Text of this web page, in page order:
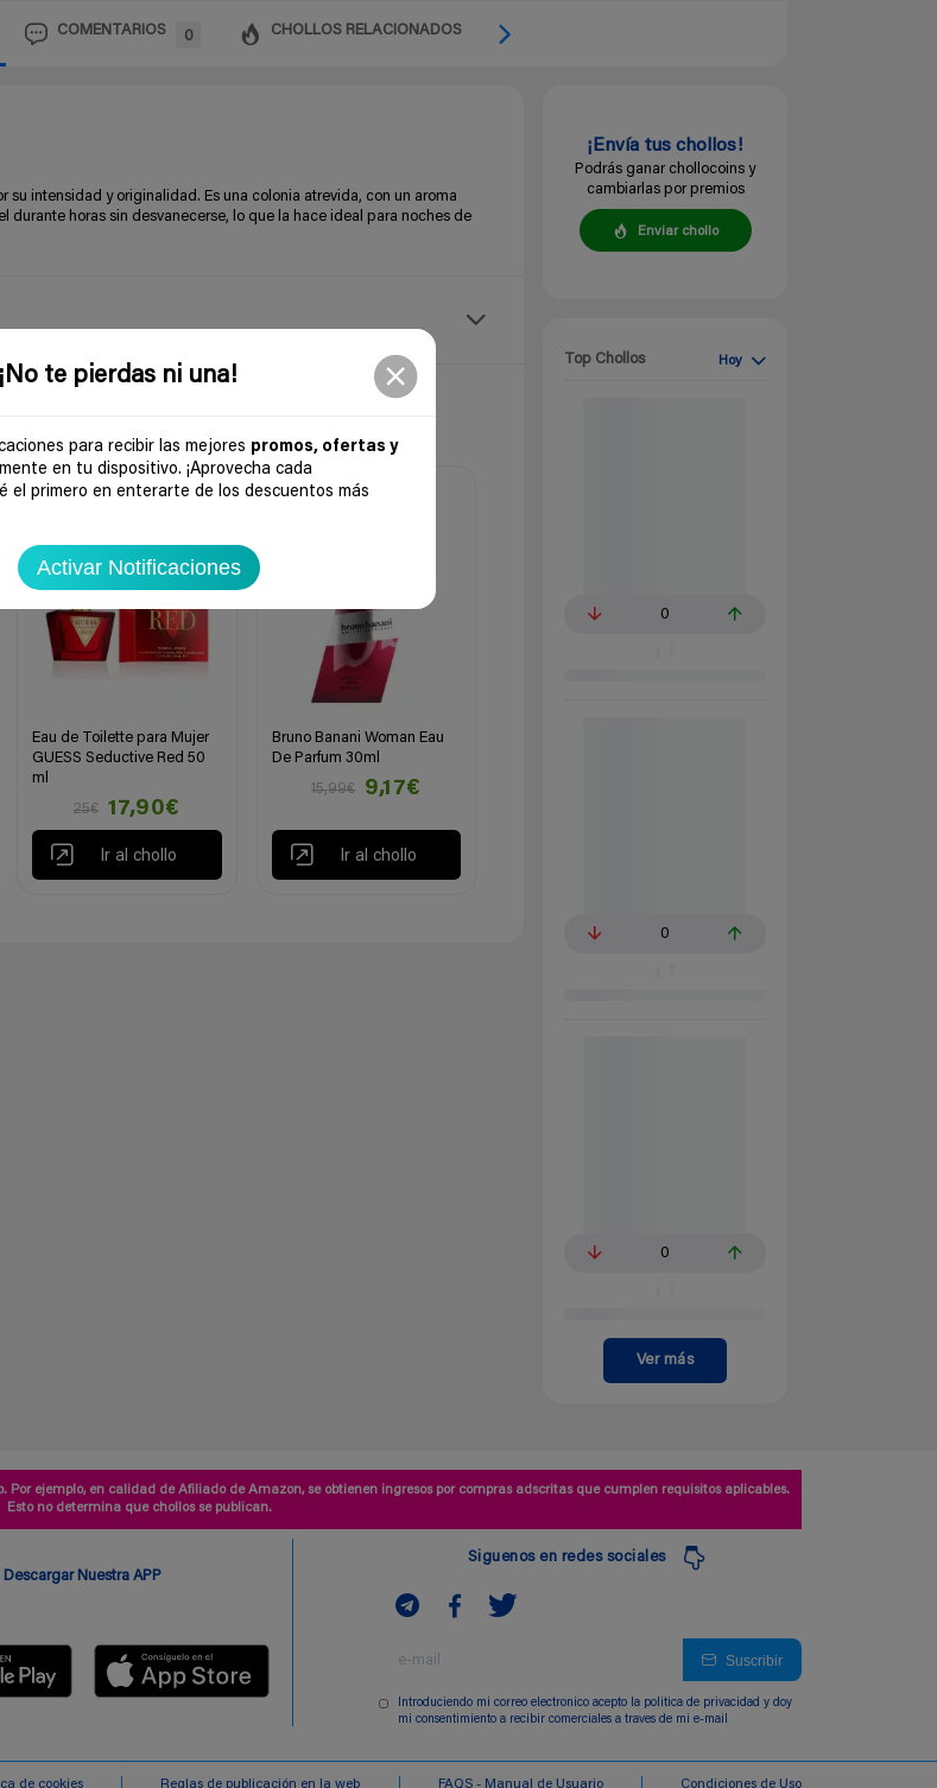
¡No te pierdas ni una!
para recibir las mejores promos, ofertas y
en tu dispositivo. ¡Aprovecha cada
el primero en enterarte de los descuentos más
Activar Notificaciones
COMENTARIOS 0 CHOLLOS RELACIONADOS
intensidad y originalidad. Es una colonia atrevida, con un aroma
horas sin desvanecerse, lo que la hace ideal para noches de
-28%
Eau de Toilette para Mujer
GUESS Seductive Red 50
ml
25€
17,90€
Ir al chollo
-43%
Bruno Banani Woman Eau
De Parfum 30ml
15,99€
9,17€
Ir al chollo
¡Envía tus chollos!
Podrás ganar chollocoins y
cambiarlas por premios
Enviar chollo
Top Chollos Hoy
0
0
0
Ver más
ejemplo, en calidad de Afiliado de Amazon, se obtienen ingresos por compras adscritas que cumplen requisitos aplicables.
Esto no determina que chollos se publican.
Descargar Nuestra APP
Siguenos en redes sociales
Suscribir
Introduciendo mi correo electronico acepto la politica de privacidad y doy
mi consentimiento a recibir comerciales a traves de mi e-mail
de cookies Reglas de publicación en la web FAQS - Manual de Usuario Condiciones de Uso